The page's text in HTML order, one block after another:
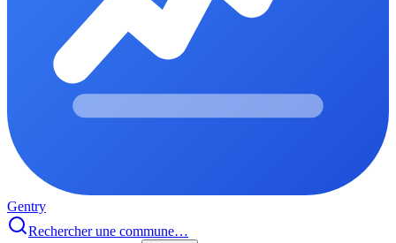
Gentry
Rechercher une commune…